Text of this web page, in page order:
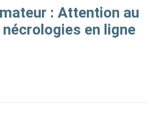
: Attention au
en ligne